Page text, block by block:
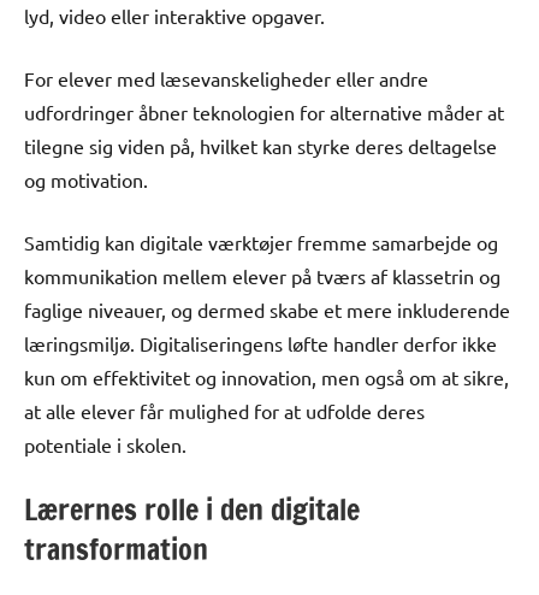
lyd, video eller interaktive opgaver.
For elever med læsevanskeligheder eller andre
udfordringer åbner teknologien for alternative måder at
tilegne sig viden på, hvilket kan styrke deres deltagelse
og motivation.
Samtidig kan digitale værktøjer fremme samarbejde og
kommunikation mellem elever på tværs af klassetrin og
faglige niveauer, og dermed skabe et mere inkluderende
læringsmiljø. Digitaliseringens løfte handler derfor ikke
kun om effektivitet og innovation, men også om at sikre,
at alle elever får mulighed for at udfolde deres
potentiale i skolen.
Lærernes rolle i den digitale
transformation